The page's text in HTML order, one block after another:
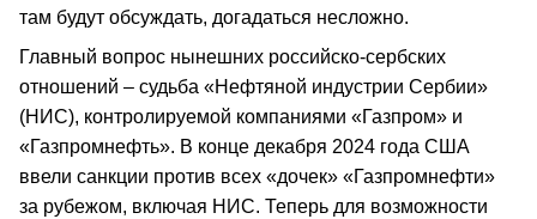
там будут обсуждать, догадаться несложно.
Главный вопрос нынешних российско-сербских
отношений – судьба «Нефтяной индустрии Сербии»
(НИС), контролируемой компаниями «Газпром» и
«Газпромнефть». В конце декабря 2024 года США
ввели санкции против всех «дочек» «Газпромнефти»
за рубежом, включая НИС. Теперь для возможности